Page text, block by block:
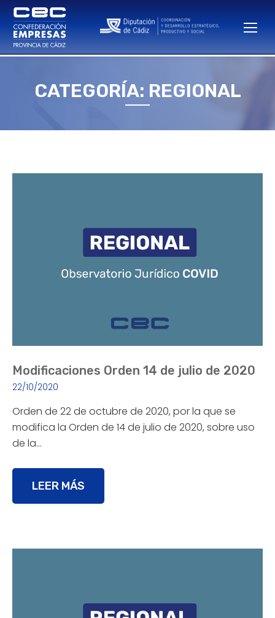
CATEGORÍA: REGIONAL
Estás aquí:
Modificaciones Orden 14 de julio de 2020
22/10/2020
Orden de 22 de octubre de 2020, por la que se
modifica la Orden de 14 de julio de 2020, sobre uso
de la…
LEER MÁS